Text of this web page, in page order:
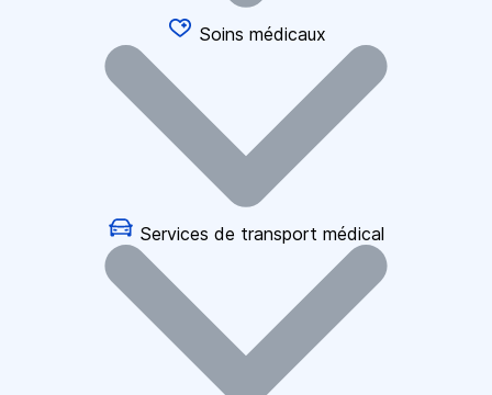
Soins médicaux
Services de transport médical